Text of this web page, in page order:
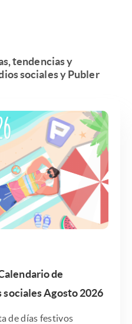
tendencias y
sociales y Publer
de
sociales Agosto 2026
de días festivos